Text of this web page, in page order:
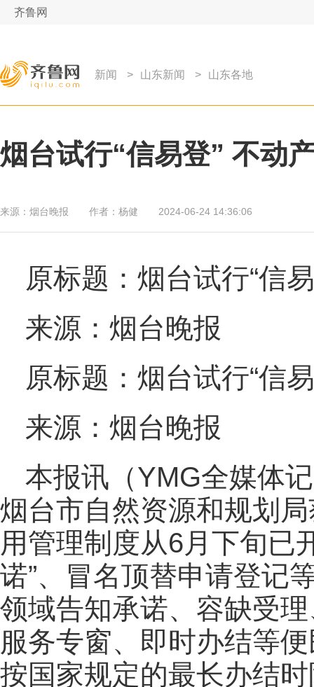
齐鲁网
新闻 > 山东新闻 > 山东各地
烟台试行“信易登” 不动
来源： 烟台晚报 作者： 杨健 2024-06-24 14:36:06
原标题：烟台试行“信
来源：烟台晚报
原标题：烟台试行“信
来源：烟台晚报
本报讯（YMG全媒体
烟台市自然资源和规划
用管理制度从6月下旬已
诺”、冒名顶替申请登记
领域告知承诺、容缺受
服务专窗、即时办结等
按国家规定的最长办结